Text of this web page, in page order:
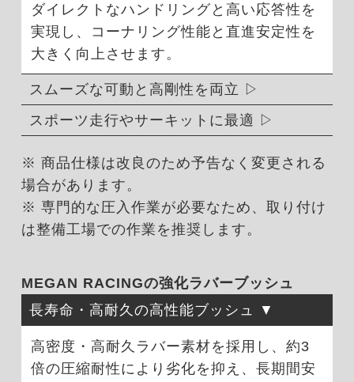
ダイレクトなハンドリングと高い応答性を
実現し、コーナリング性能と直進安定性を
大きく向上させます。
スムーズな可動と高剛性を両立
スポーツ走行やサーキットに最適
※ 商品仕様は改良のため予告なく変更される
場合があります。
※ 専門的な圧入作業が必要なため、取り付け
は整備工場での作業を推奨します。
MEGAN RACINGの強化ラバーブッシュ
長寿命・高耐久の高性能ブッシュ
高密度・高耐久ラバー素材を採用し、約3
倍の圧縮耐性により劣化を抑え、長期間安